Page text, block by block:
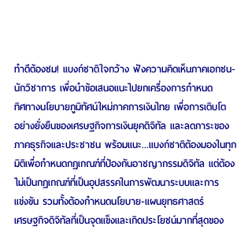
ทำดีต้องชม! แบงก์ชาติใจกว้าง ฟังความคิดเห็นภาคเอกชน-
นักวิชาการ เพื่อนำข้อเสนอแนะไปยกเครื่องการกำหนด
ทิศทางนโยบายภูมิทัศน์ใหม่ภาคการเงินไทย เพื่อการเติบโต
อย่างยั่งยืนของเศรษฐกิจการเงินยุคดิจิทัล และลดภาระของ
ภาคธุรกิจและประชาชน พร้อมแนะ...แบงก์ชาติต้องมองในทุก
มิติเพื่อกำหนดกฎเกณฑ์ที่ป้องกันอาชญากรรมดิจิทัล แต่ต้อง
ไม่เป็นกฎเกณฑ์ที่เป็นอุปสรรคในการพัฒนาระบบและการ
แข่งขัน รวมทั้งต้องกำหนดนโยบาย-แผนยุทธศาสตร์
เศรษฐกิจดิจิทัลที่เป็นจุดแข็งและเกิดประโยชน์มากที่สุดของ